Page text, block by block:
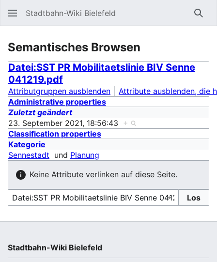
Stadtbahn-Wiki Bielefeld
Semantisches Browsen
Datei:SST PR Mobilitaetslinie BIV Senne
041219.pdf
Attributgruppen ausblenden
Attribute ausblenden, die
Administrative properties
Zuletzt geändert
23. September 2021, 18:56:43 +
Classification properties
Kategorie
Sennestadt und Planung
Keine Attribute verlinken auf diese Seite.
Stadtbahn-Wiki Bielefeld